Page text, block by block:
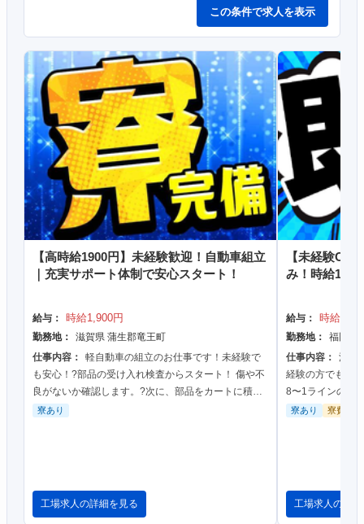
この条件で求人を表示
【高時給1900円】未経験歓迎！自動車組立
｜充実サポート体制で安心スタート！
給与： 時給1,900円
勤務地：
滋賀県 蒲生郡竜王町
仕事内容：
軽自動車の組立のお仕事です！未経験で
も安心！?部品の受け入れ検査からスタート！ 傷や不
良がないか確認します。?次に、部品をカートに積み
込み、 指定の場所へ運びます。?最後は倉庫から必要
寮あり
工場求人の詳細を見る
【未経験OK
み！時給
給与： 時給
勤務地：
福岡県
仕事内容：
浴室
経験の方でも安
8〜1ラインの作
搬のいずれかに
寮あり 寮費無
工場求人の詳